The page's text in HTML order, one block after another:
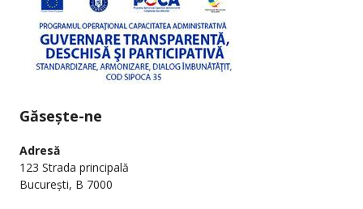
Găsește-ne
Adresă
123 Strada principală
București, B 7000